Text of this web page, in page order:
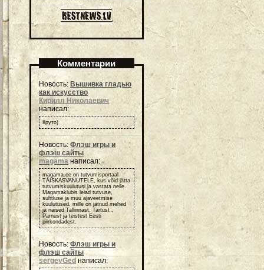
Комментарии
Новость: Вышивка гладью
как искусство
Кирилл Николаевич
написал:
Круто)
Новость: Флэш игры и
флэш сайты
magama написал:
magama.ee on tutvumisportaal
TÄISKASVANUTELE, kus võid jätta
tutvumiskuulutusi ja vastata neile.
Magamaklubis leiad tutvuse,
suhtluse ja muu ajaveetmise
kuulutused, mille on jätnud mehed
ja naised Tallinnast, Tartust ,
Pärnust ja teistest Eesti
piirkondadest.
Новость:Флэш игры и
флэш сайты
sergeyGed написал: